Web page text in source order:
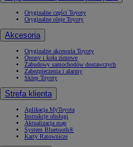
Oryginalne części Toyoty
Oryginalne oleje Toyoty
Akcesoria
Oryginalne akcesoria Toyoty
Opony i koła zimowe
Zabudowy samochodów dostawczych
Zabezpieczenia i alarmy
Sklep Toyoty
Strefa klienta
Aplikacja MyToyota
Instrukcje obsługi
Aktualizacja map
System Bluetooth®
Karty Ratownicze